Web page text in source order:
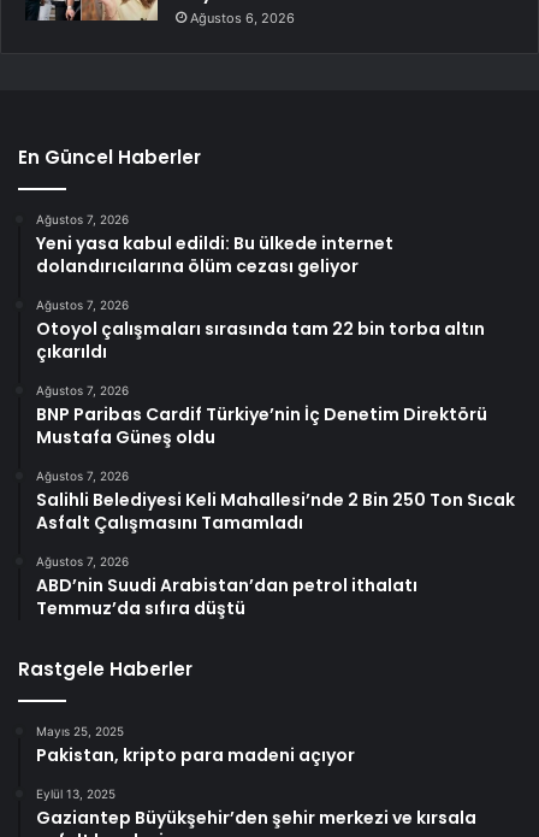
Ağustos 6, 2026
En Güncel Haberler
Ağustos 7, 2026
Yeni yasa kabul edildi: Bu ülkede internet
dolandırıcılarına ölüm cezası geliyor
Ağustos 7, 2026
Otoyol çalışmaları sırasında tam 22 bin torba altın
çıkarıldı
Ağustos 7, 2026
BNP Paribas Cardif Türkiye’nin İç Denetim Direktörü
Mustafa Güneş oldu
Ağustos 7, 2026
Salihli Belediyesi Keli Mahallesi’nde 2 Bin 250 Ton Sıcak
Asfalt Çalışmasını Tamamladı
Ağustos 7, 2026
ABD’nin Suudi Arabistan’dan petrol ithalatı
Temmuz’da sıfıra düştü
Rastgele Haberler
Mayıs 25, 2025
Pakistan, kripto para madeni açıyor
Eylül 13, 2025
Gaziantep Büyükşehir’den şehir merkezi ve kırsala